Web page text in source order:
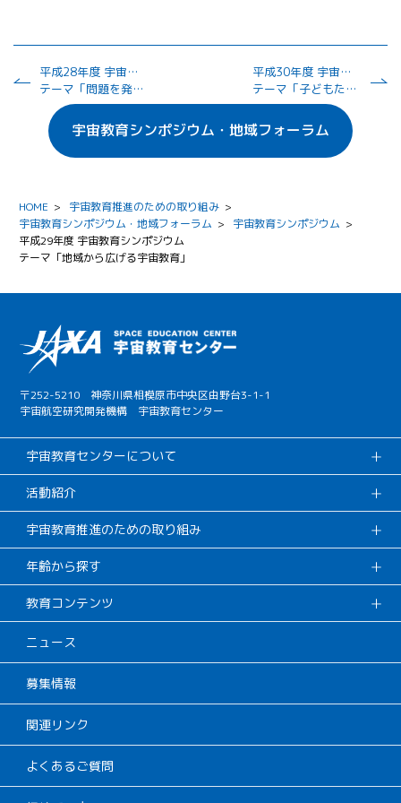
平成28年度 宇宙教育シンポジウム
テーマ「問題を発見し、解決できる子供たちを育てる」
平成30年度 宇宙教育シンポジウム
テーマ「子どもたちの未来を拓く"宇宙教育"」
宇宙教育シンポジウム・地域フォーラム
HOME > 宇宙教育推進のための取り組み >
宇宙教育シンポジウム・地域フォーラム > 宇宙教育シンポジウム >
平成29年度 宇宙教育シンポジウム
テーマ「地域から広げる宇宙教育」
〒252-5210 神奈川県相模原市中央区由野台3-1-1
宇宙航空研究開発機構 宇宙教育センター
宇宙教育センターについて
活動紹介
宇宙教育推進のための取り組み
年齢から探す
教育コンテンツ
ニュース
募集情報
関連リンク
よくあるご質問